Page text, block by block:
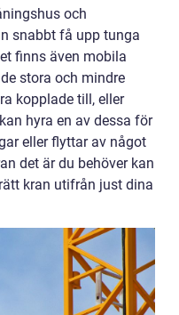
och
snabbt få upp tunga
finns även mobila
stora och mindre
kopplade till, eller
hyra en av dessa för
eller flyttar av något
det är du behöver kan
kran utifrån just dina